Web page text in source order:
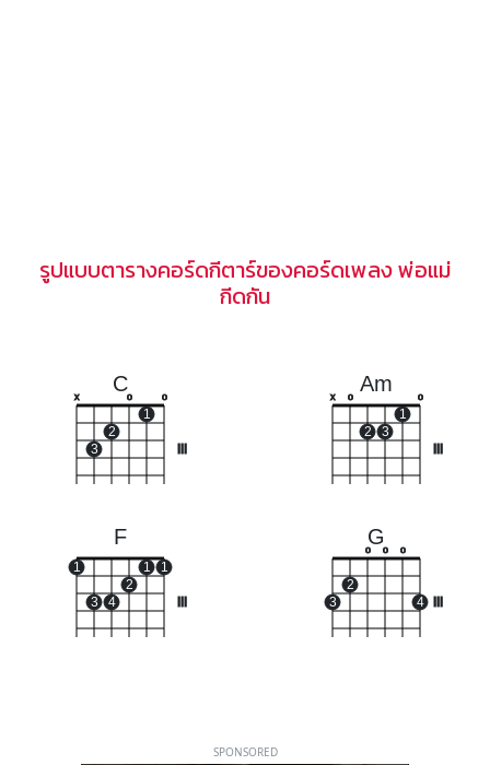
รูปแบบตารางคอร์ดกีตาร์ของคอร์ดเพลง พ่อแม่
กีดกัน
C
x
3
2
o
1
o
Am
x o
2 3
1
o
F
1
3 4
2
1 1
G
3
2
o o o
4
SPONSORED